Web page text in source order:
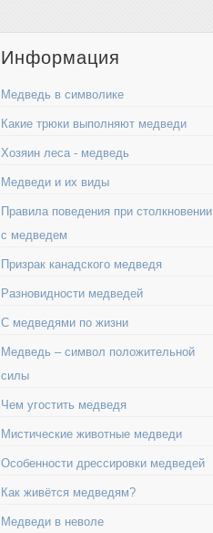
Информация
Медведь в символике
Какие трюки выполняют медведи
Хозяин леса - медведь
Медведи и их виды
Правила поведения при столкновении
с медведем
Призрак канадского медведя
Разновидности медведей
С медведями по жизни
Медведь – символ положительной
силы
Чем угостить медведя
Мистические животные медведи
Особенности дрессировки медведей
Как живётся медведям?
Медведи в неволе